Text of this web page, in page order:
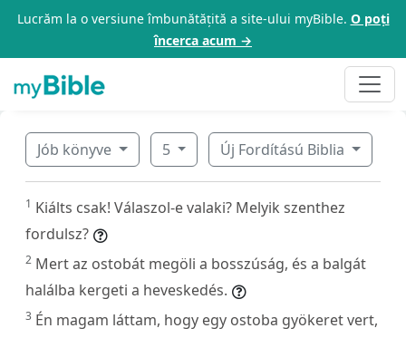
Lucrăm la o versiune îmbunătățită a site-ului myBible. O poți
încerca acum →
Jób könyve 5 Új Fordítású Biblia
1 Kiálts csak! Válaszol-e valaki? Melyik szenthez
fordulsz?
2 Mert az ostobát megöli a bosszúság, és a balgát
halálba kergeti a heveskedés.
3 Én magam láttam, hogy egy ostoba gyökeret vert,